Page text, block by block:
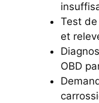
Test
et
OBD